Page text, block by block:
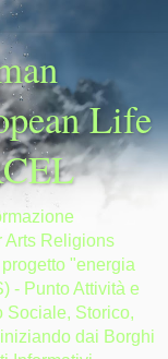
Life
Arts Religions
"energia
- Punto Attività e
Sociale, Storico,
dai Borghi